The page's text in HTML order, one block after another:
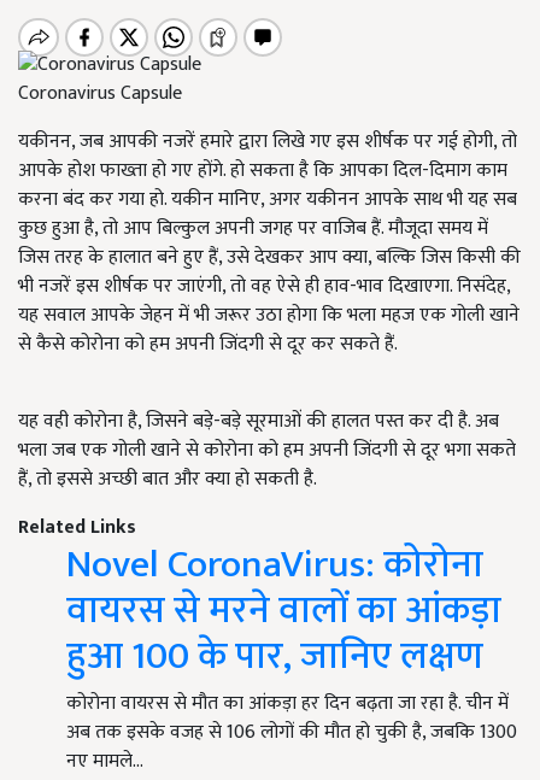
Coronavirus Capsule
यकीनन, जब आपकी नजरें हमारे द्वारा लिखे गए इस शीर्षक पर गई होगी, तो
आपके होश फाख्ता हो गए होंगे. हो सकता है कि आपका दिल-दिमाग काम
करना बंद कर गया हो. यकीन मानिए, अगर यकीनन आपके साथ भी यह सब
कुछ हुआ है, तो आप बिल्कुल अपनी जगह पर वाजिब हैं. मौजूदा समय में
जिस तरह के हालात बने हुए हैं, उसे देखकर आप क्या, बल्कि जिस किसी की
भी नजरें इस शीर्षक पर जाएंगी, तो वह ऐसे ही हाव-भाव दिखाएगा. निसंदेह,
यह सवाल आपके जेहन में भी जरूर उठा होगा कि भला महज एक गोली खाने
से कैसे कोरोना को हम अपनी जिंदगी से दूर कर सकते हैं.
यह वही कोरोना है, जिसने बड़े-बड़े सूरमाओं की हालत पस्त कर दी है. अब
भला जब एक गोली खाने से कोरोना को हम अपनी जिंदगी से दूर भगा सकते
हैं, तो इससे अच्छी बात और क्या हो सकती है.
Related Links
Novel CoronaVirus: कोरोना
वायरस से मरने वालों का आंकड़ा
हुआ 100 के पार, जानिए लक्षण
कोरोना वायरस से मौत का आंकड़ा हर दिन बढ़ता जा रहा है. चीन में
अब तक इसके वजह से 106 लोगों की मौत हो चुकी है, जबकि 1300
नए मामले…